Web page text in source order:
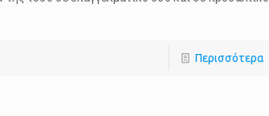
Περισσότερα